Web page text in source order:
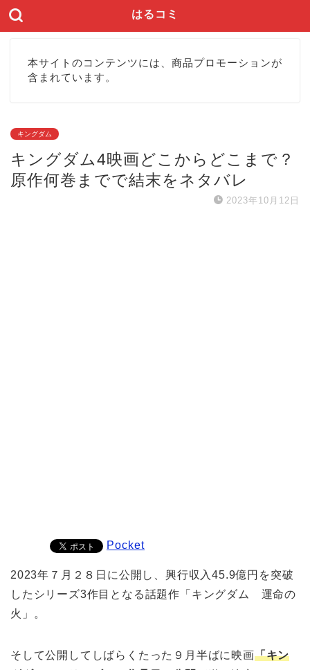
はるコミ
本サイトのコンテンツには、商品プロモーションが
含まれています。
キングダム
キングダム4映画どこからどこまで？
原作何巻までで結末をネタバレ
2023年10月12日
Pocket
2023年７月２８日に公開し、興行収入45.9億円を突破
したシリーズ3作目となる話題作「キングダム 運命の
火」。
そして公開してしばらくたった９月半ばに映画「キン